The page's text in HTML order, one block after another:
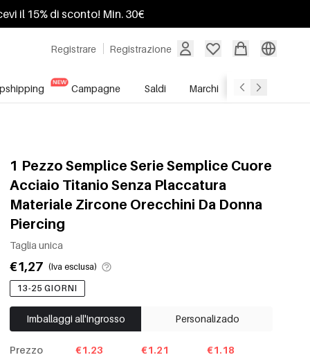
il 15% di sconto! Min. 30€
Registrare Registrazione
Campagne Saldi Marchi Servizio
1 Pezzo Semplice Serie Semplice Cuore
Acciaio Titanio Senza Placcatura
Materiale Zircone Orecchini Da Donna
Piercing
Taglia unica
€1,27 (Iva esclusa)
13-25 GIORNI
Imballaggi all'ingrosso Personalizado
Prezzo
€1.23 €1.21 €1.18